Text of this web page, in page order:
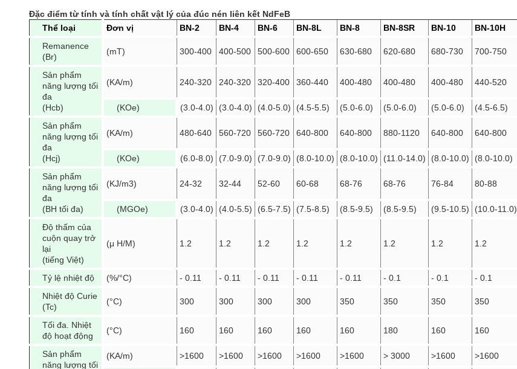
Đặc điểm từ tính và tính chất vật lý của đúc nén liên kết NdFeB
Thể loại
Đơn vị BN-2 BN-4 BN-6 BN-8L BN-8 BN-8SR BN-10 BN-10H
Remanence
(Br)
(mT) 300-400 400-500 500-600 600-650 630-680 620-680 680-730 700-750
Sản phẩm
năng lượng tối
đa
(Hcb)
(KA/m) 240-320 240-320 320-400 360-440 400-480 400-480 400-480 440-520
(KOe) (3.0-4.0) (3.0-4.0) (4.0-5.0) (4.5-5.5) (5.0-6.0) (5.0-6.0) (5.0-6.0) (4.5-6.5)
Sản phẩm
năng lượng tối
đa
(Hcj)
(KA/m) 480-640 560-720 560-720 640-800 640-800 880-1120 640-800 640-800
(KOe) (6.0-8.0) (7.0-9.0) (7.0-9.0) (8.0-10.0) (8.0-10.0) (11.0-14.0) (8.0-10.0) (8.0-10.0)
Sản phẩm
năng lượng tối
đa
(BH tối đa)
(KJ/m3) 24-32 32-44 52-60 60-68 68-76 68-76 76-84 80-88
(MGOe) (3.0-4.0) (4.0-5.5) (6.5-7.5) (7.5-8.5) (8.5-9.5) (8.5-9.5) (9.5-10.5) (10.0-11.0)
Độ thấm của
cuộn quay trở
lại
(tiếng Việt)
(μ H/M) 1.2 1.2 1.2 1.2 1.2 1.2 1.2 1.2
Tỷ lệ nhiệt độ (%/°C) - 0.11 - 0.11 - 0.11 - 0.11 - 0.11 - 0.1 - 0.1 - 0.1
Nhiệt độ Curie
(Tc)
(°C) 300 300 300 300 350 350 350 350
Tối đa. Nhiệt
độ hoạt động
(°C) 160 160 160 160 160 180 160 160
Sản phẩm
năng lượng tối
(KA/m) >1600 >1600 >1600 >1600 >1600 > 3000 >1600 >1600